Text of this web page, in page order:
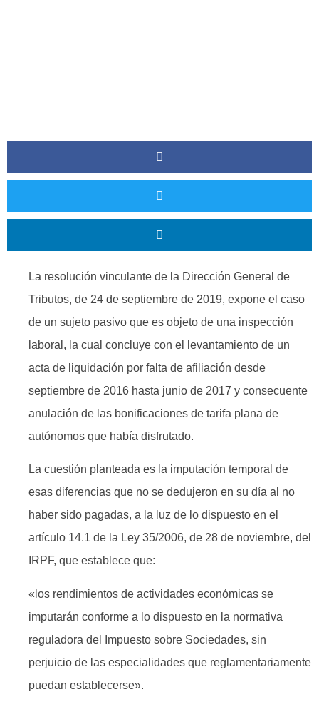
La resolución vinculante de la Dirección General de
Tributos, de 24 de septiembre de 2019, expone el caso
de un sujeto pasivo que es objeto de una inspección
laboral, la cual concluye con el levantamiento de un
acta de liquidación por falta de afiliación desde
septiembre de 2016 hasta junio de 2017 y consecuente
anulación de las bonificaciones de tarifa plana de
autónomos que había disfrutado.
La cuestión planteada es la imputación temporal de
esas diferencias que no se dedujeron en su día al no
haber sido pagadas, a la luz de lo dispuesto en el
artículo 14.1 de la Ley 35/2006, de 28 de noviembre, del
IRPF, que establece que:
«los rendimientos de actividades económicas se
imputarán conforme a lo dispuesto en la normativa
reguladora del Impuesto sobre Sociedades, sin
perjuicio de las especialidades que reglamentariamente
puedan establecerse».